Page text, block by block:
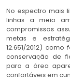
No espectro mais
linhas a meio
compromissos
metas e
12.651/2012)
conservação de
para a área
confortáveis em